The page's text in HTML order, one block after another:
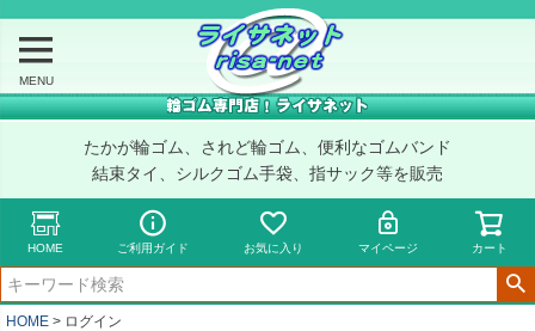
MENU
たかが輪ゴム、されど輪ゴム、便利なゴムバンド
結束タイ、シルクゴム手袋、指サック等を販売
HOME ご利用ガイド お気に入り マイページ カート
HOME ログイン